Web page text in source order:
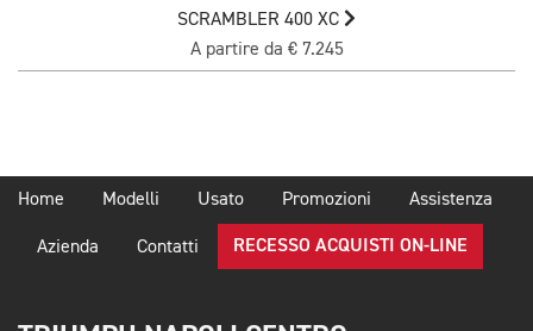
SCRAMBLER 400 XC
A partire da € 7.245
Home Modelli Usato Promozioni Assistenza
Azienda Contatti RECESSO ACQUISTI ON-LINE